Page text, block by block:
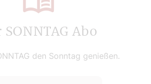
SONNTAG Abo
den Sonntag genießen.